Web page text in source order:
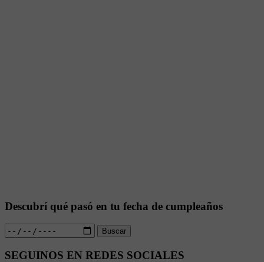
Descubrí qué pasó en tu fecha de cumpleaños
Buscar
SEGUINOS EN REDES SOCIALES